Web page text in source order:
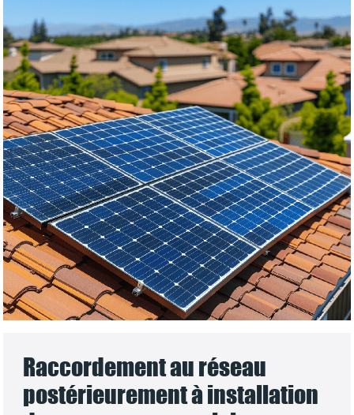
Raccordement au réseau
postérieurement à installation